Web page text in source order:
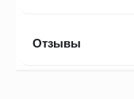
Отзывы